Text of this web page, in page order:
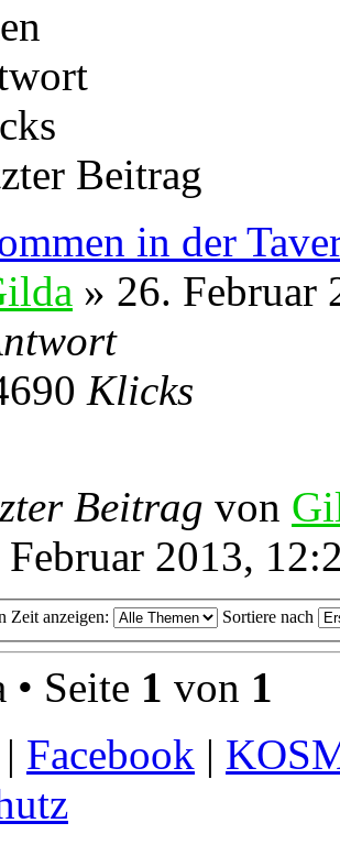
Beitrag
in der
» 26. Februar
Klicks
Beitrag von
Februar 2013,
Zeit anzeigen: Sortiere nach
• Seite 1 von 1
| Facebook |